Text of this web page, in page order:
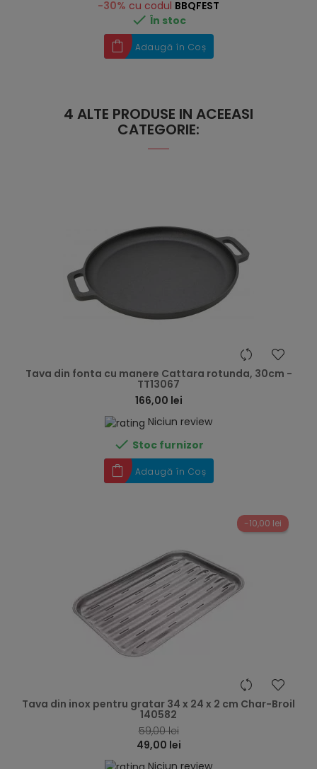
-30% cu codul BBQFEST
 În stoc
Adaugă în Coș
4 ALTE PRODUSE IN ACEEASI
CATEGORIE:
Tava din fonta cu manere Cattara rotunda, 30cm -
TT13067
166,00 lei
Niciun review
 Stoc furnizor
Adaugă în Coș
-10,00 lei
Tava din inox pentru gratar 34 x 24 x 2 cm Char-Broil
140582
59,00 lei
49,00 lei
Niciun review